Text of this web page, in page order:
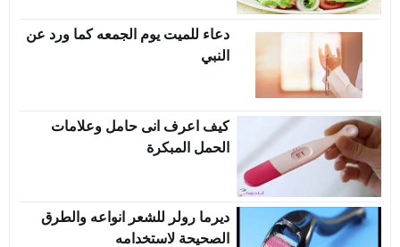
دعاء للميت يوم الجمعه كما ورد عن
النبي
كيف اعرف انى حامل وعلامات
الحمل المبكرة
ديرما رولر للشعر انواعه والطرق
الصحيحة لاستخدامه